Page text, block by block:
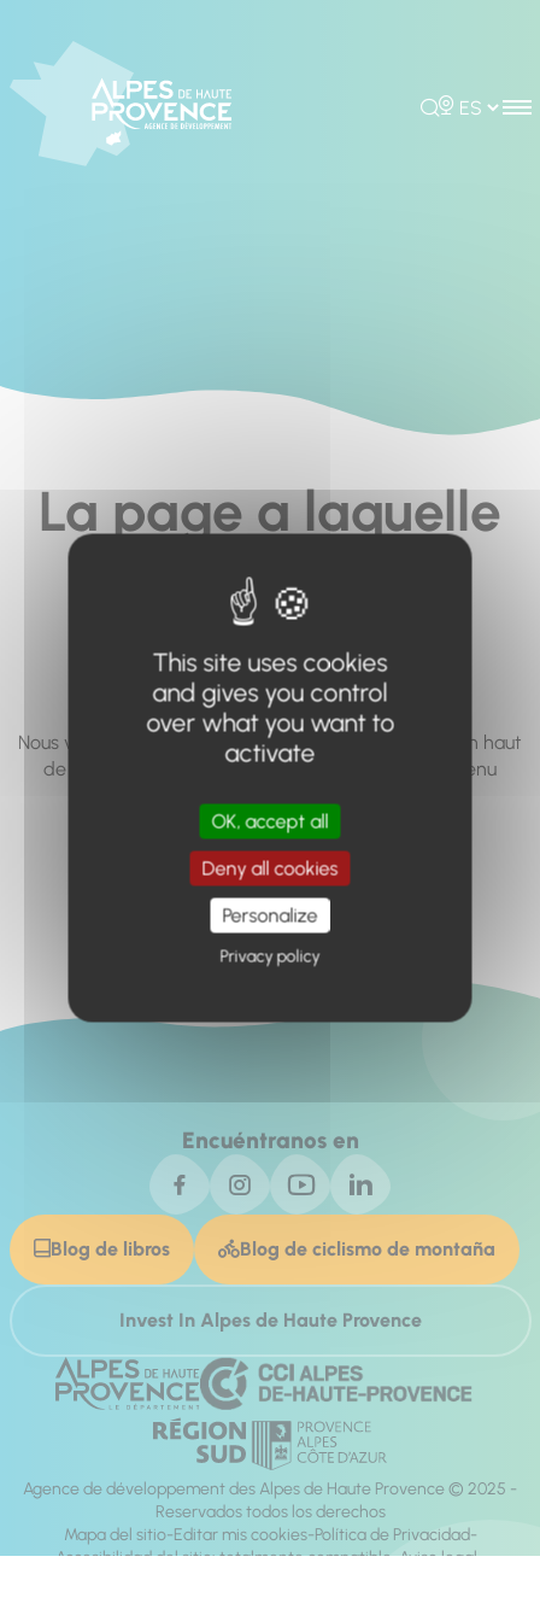
Rechercher
Choisir la
La page a laquelle
vous cherchez à
accéder n'existe
pas... ou plus.
Nous vous invitons à utiliser le moteur de recherche en haut
de page, ou à utiliser le menu pour trouver le contenu
Retour à l'accueil
Encuéntranos en
Blog de libros Blog de ciclismo de montaña
Invest In Alpes de Haute Provence
Agence de développement des Alpes de Haute Provence © 2025 -
Reservados todos los derechos
Mapa del sitio Editar mis cookies Política de Privacidad
Accesibilidad del sitio: totalmente compatible Aviso legal
This site uses cookies
and gives you control
over what you want to
activate
OK, accept all
Deny all cookies
Personalize
Privacy policy